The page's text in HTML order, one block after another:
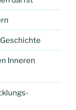
Inneren